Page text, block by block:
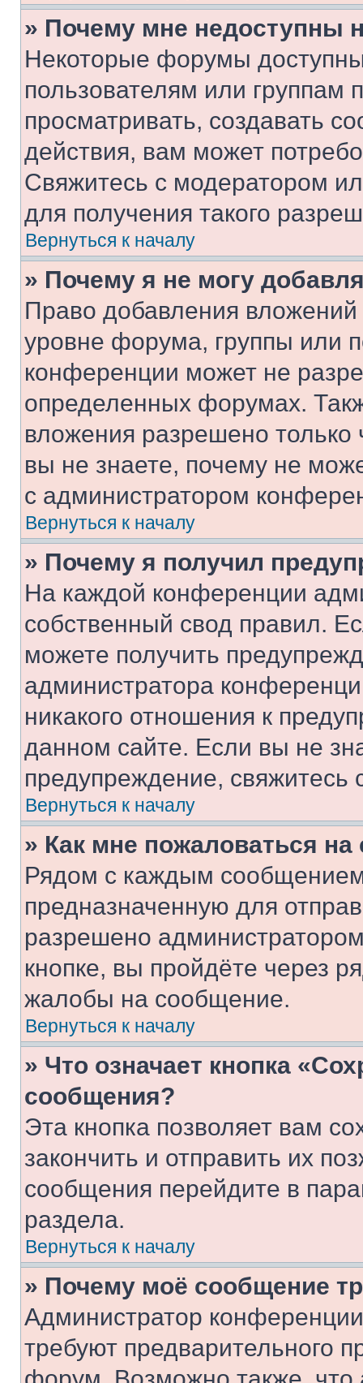
» Почему мне недоступны
Некоторые форумы
пользователям или группам
просматривать, создавать
действия, вам может
Свяжитесь с модератором
для получения такого
Вернуться к началу
» Почему я не могу
Право добавления
уровне форума, группы или
конференции может не
определенных форумах.
вложения разрешено
вы не знаете, почему не
с администратором
Вернуться к началу
» Почему я получил
На каждой конференции
собственный свод правил.
можете получить
администратора
никакого отношения к
данном сайте. Если вы не
предупреждение,
Вернуться к началу
» Как мне пожаловаться
Рядом с каждым сообщением
предназначенную для
разрешено
кнопке, вы пройдёте через
жалобы на сообщение.
Вернуться к началу
» Что означает кнопка
сообщения?
Эта кнопка позволяет вам
закончить и отправить их
сообщения перейдите в
раздела.
Вернуться к началу
» Почему моё сообщение
Администратор
требуют предварительного